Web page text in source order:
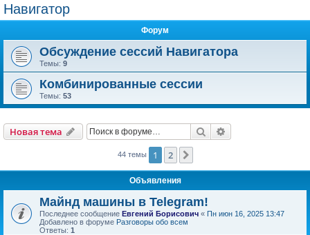
Навигатор
Форум
Обсуждение сессий Навигатора
Темы: 9
Комбинированные сессии
Темы: 53
Новая тема Поиск
44 темы 1 2
Объявления
Майнд машины в Telegram!
Последнее сообщение Евгений Борисович « Пн июн 16, 2025 13:47
Добавлено в форуме Разговоры обо всем
Ответы: 1